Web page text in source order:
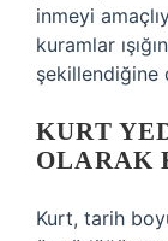
inmeyi
kuramlar
şekillendiğine
KURT
OLARAK
Kurt, tarih